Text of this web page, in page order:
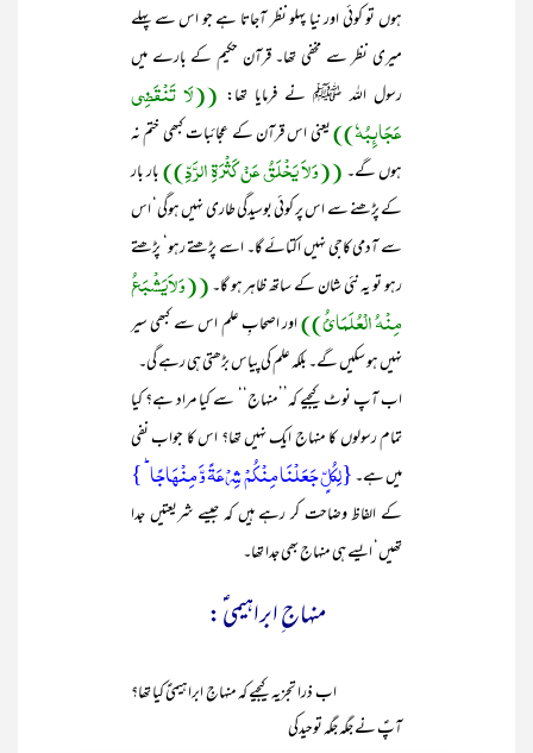
ہوں تو کوئی اور نیا پہلو نظر آجاتا ہے جو اس سے پہلے
میری نظر سے مخفی تھا۔ قرآن حکیم کے بارے میں
رسول اللہ ﷺ نے فرمایا تھا: ((لَا تَنْقَضِی
عَجَائِبُہٗ))یعنی اس قرآن کے عجائبات کبھی ختم نہ
ہوں گے۔((وَلاَ یَخْلَقُ عَنْ کَثْرَۃِ الرَّدِّ))بار بار
کے پڑھنے سے اس پر کوئی بوسیدگی طاری نہیں ہوگی‘ اس
سے آدمی کاجی نہیں اکتائے گا۔ اسے پڑھتے رہو‘ پڑھتے
رہو تو یہ نئی شان کے ساتھ ظاہر ہو گا۔((وَلاَیَشْبَعُ
مِنْہُ الْعُلَمَائُ))اور اصحابِ علم اس سے کبھی سیر
نہیں ہو سکیں گے۔ بلکہ علم کی پیاس بڑھتی ہی رہے گی۔
اب آپ نوٹ کیجیے کہ’’منہاج‘‘ سے کیا مراد ہے؟ کیا
تمام رسولوں کا منہاج ایک نہیں تھا؟ اس کا جواب نفی
میں ہے۔{لِکُلٍّ جَعَلۡنَا مِنۡکُمۡ شِرۡعَۃً وَّ مِنۡہَاجًا ؕ }
کے الفاظ وضاحت کر رہے ہیں کہ جیسے شریعتیں جدا
تھیں‘ ایسے ہی منہاج بھی جدا تھا۔
منہاج ِ ابراہیمی ؑ:
اب ذرا تجزیہ کیجیے کہ منہاجِ ابراہیمیؑ کیا تھا؟
آپؑ نے جگہ جگہ توحیدکی